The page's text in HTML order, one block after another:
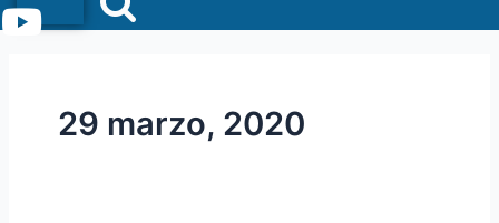
Menu
29 marzo, 2020